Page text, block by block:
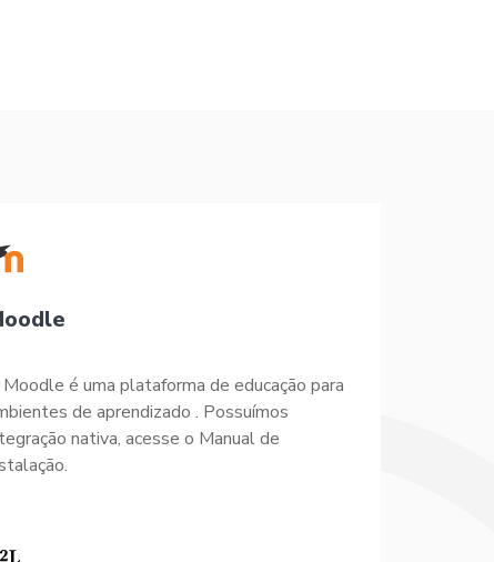
é uma plataforma de educação para
de aprendizado . Possuímos
nativa, acesse o Manual de